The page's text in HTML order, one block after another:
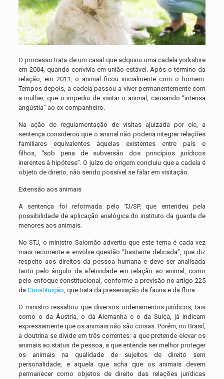
O processo trata de um casal que adquiriu uma cadela yorkshire
em 2004, quando convivia em união estável. Após o término da
relação, em 2011, o animal ficou inicialmente com o homem.
Tempos depois, a cadela passou a viver permanentemente com
a mulher, que o impediu de visitar o animal, causando “intensa
angústia” ao ex-companheiro.
Na ação de regulamentação de visitas ajuizada por ele, a
sentença considerou que o animal não poderia integrar relações
familiares equivalentes àquelas existentes entre pais e
filhos, “sob pena de subversão dos princípios jurídicos
inerentes à hipótese”. O juízo de origem concluiu que a cadela é
objeto de direito, não sendo possível se falar em visitação.
Extensão aos animais
A sentença foi reformada pelo TJ/SP, que entendeu pela
possibilidade de aplicação analógica do instituto da guarda de
menores aos animais.
No STJ, o ministro Salomão advertiu que este tema é cada vez
mais recorrente e envolve questão “bastante delicada”, que diz
respeito aos direitos da pessoa humana e deve ser analisada
tanto pelo ângulo da afetividade em relação ao animal, como
pelo enfoque constitucional, conforme a previsão no artigo 225
da Constituição, que trata da preservação da fauna e da flora.
O ministro ressaltou que diversos ordenamentos jurídicos, tais
como o da Áustria, o da Alemanha e o da Suíça, já indicam
expressamente que os animais não são coisas. Porém, no Brasil,
a doutrina se divide em três correntes: a que pretende elevar os
animais ao status de pessoa, a que entende ser melhor proteger
os animais na qualidade de sujeitos de direito sem
personalidade, e aquela que acha que os animais devem
permanecer como objetos de direito das relações jurídicas